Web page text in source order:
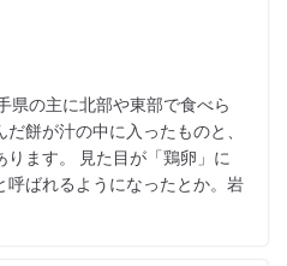
県の主に北部や東部で食べら
餅が汁の中に入ったものと、
ます。 見た目が「鶏卵」に
呼ばれるようになったとか。岩